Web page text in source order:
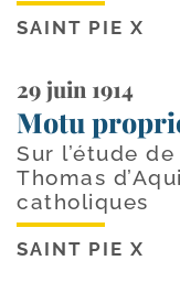
SAINT PIE X
29 juin 1914
Motu
Sur l’étude
Thomas
catholiques
SAINT PIE X